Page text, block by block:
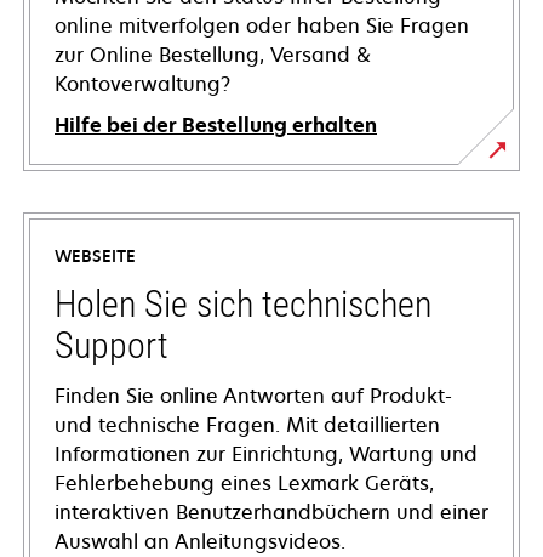
online mitverfolgen oder haben Sie Fragen
zur Online Bestellung, Versand &
Kontoverwaltung?
Hilfe bei der Bestellung erhalten
WEBSEITE
Holen Sie sich technischen
Support
Finden Sie online Antworten auf Produkt-
und technische Fragen. Mit detaillierten
Informationen zur Einrichtung, Wartung und
Fehlerbehebung eines Lexmark Geräts,
interaktiven Benutzerhandbüchern und einer
Auswahl an Anleitungsvideos.